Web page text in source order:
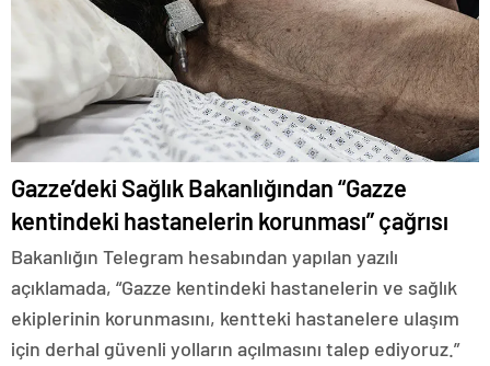
Gazze’deki Sağlık Bakanlığından “Gazze
kentindeki hastanelerin korunması” çağrısı
Bakanlığın Telegram hesabından yapılan yazılı
açıklamada, “Gazze kentindeki hastanelerin ve sağlık
ekiplerinin korunmasını, kentteki hastanelere ulaşım
için derhal güvenli yolların açılmasını talep ediyoruz.”